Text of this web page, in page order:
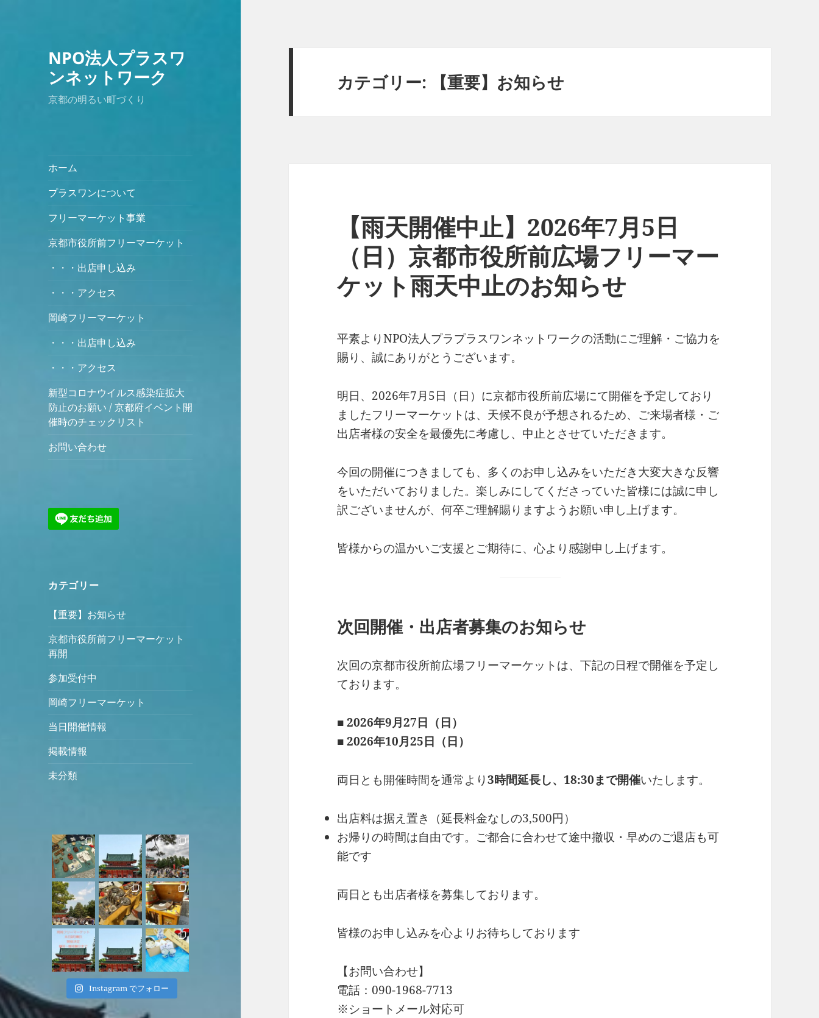
NPO法人プラスワ
ンネットワーク
京都の明るい町づくり
ホーム
プラスワンについて
フリーマーケット事業
京都市役所前フリーマーケット
・・・出店申し込み
・・・アクセス
岡崎フリーマーケット
・・・出店申し込み
・・・アクセス
新型コロナウイルス感染症拡大
防止のお願い / 京都府イベント開
催時のチェックリスト
お問い合わせ
カテゴリー
【重要】お知らせ
京都市役所前フリーマーケット
再開
参加受付中
岡崎フリーマーケット
当日開催情報
掲載情報
未分類
Instagram でフォロー
カテゴリー: 【重要】お知らせ
【雨天開催中止】2026年7月5日
（日）京都市役所前広場フリーマー
ケット雨天中止のお知らせ
平素よりNPO法人プラプラスワンネットワークの活動にご理解・ご協力を
賜り、誠にありがとうございます。
明日、2026年7月5日（日）に京都市役所前広場にて開催を予定しており
ましたフリーマーケットは、天候不良が予想されるため、ご来場者様・ご
出店者様の安全を最優先に考慮し、中止とさせていただきます。
今回の開催につきましても、多くのお申し込みをいただき大変大きな反響
をいただいておりました。楽しみにしてくださっていた皆様には誠に申し
訳ございませんが、何卒ご理解賜りますようお願い申し上げます。
皆様からの温かいご支援とご期待に、心より感謝申し上げます。
次回開催・出店者募集のお知らせ
次回の京都市役所前広場フリーマーケットは、下記の日程で開催を予定し
ております。
■ 2026年9月27日（日）
■ 2026年10月25日（日）
両日とも開催時間を通常より3時間延長し、18:30まで開催いたします。
出店料は据え置き（延長料金なしの3,500円）
お帰りの時間は自由です。ご都合に合わせて途中撤収・早めのご退店も可
能です
両日とも出店者様を募集しております。
皆様のお申し込みを心よりお待ちしております
【お問い合わせ】
電話：090-1968-7713
※ショートメール対応可